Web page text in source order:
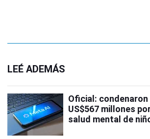
LEÉ ADEMÁS
Oficial:
US$567 millones
salud mental de